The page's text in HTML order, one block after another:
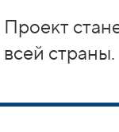
Проект
всей страны.